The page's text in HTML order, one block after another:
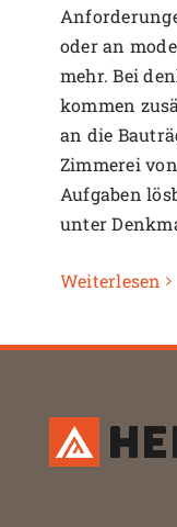
oder an
mehr. Bei
kommen
an die
Zimmerei
Aufgaben
unter
Weiterlesen